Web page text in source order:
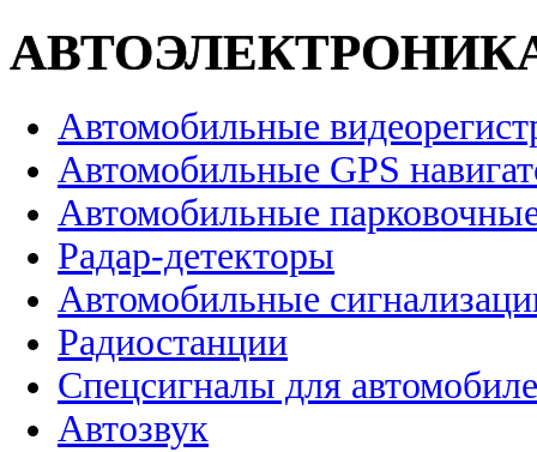
Автомобильные
Автомобильные GPS
Автомобильные
Радар-детекторы
Автомобильные
Радиостанции
Спецсигналы для
Автозвук